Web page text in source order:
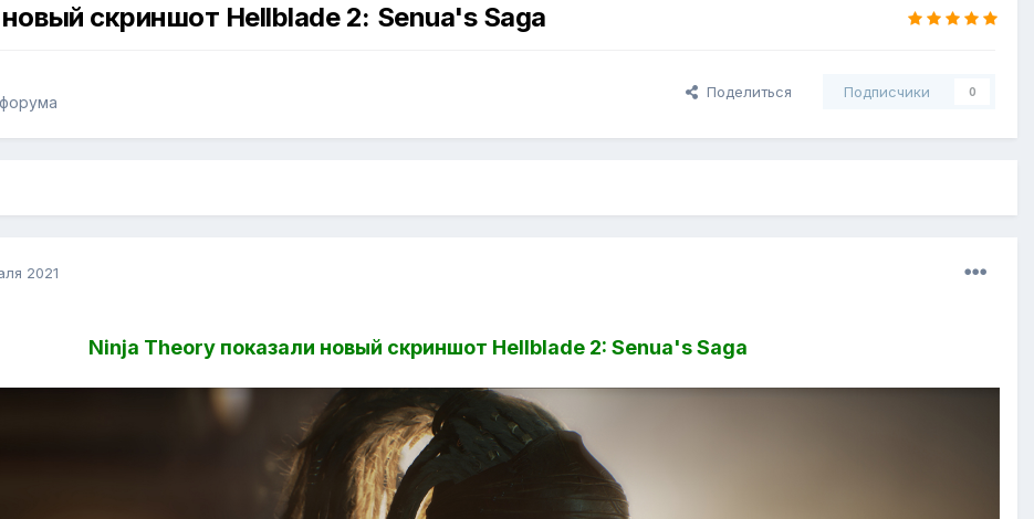
скриншот Hellblade 2: Senua's Saga
Поделиться Подписчики 0
2021
Ninja Theory показали новый скриншот Hellblade 2: Senua's Saga